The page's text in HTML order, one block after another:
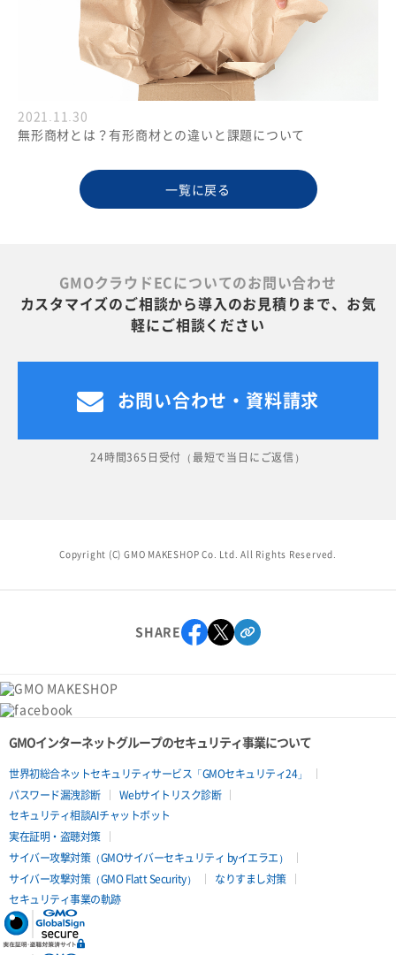
2021.11.30
無形商材とは？有形商材との違いと課題について
一覧に戻る
GMOクラウドECについてのお問い合わせ
カスタマイズのご相談から導入のお見積りまで、お気
軽にご相談ください
お問い合わせ・資料請求
24時間365日受付（最短で当日にご返信）
Copyright (C) GMO MAKESHOP Co. Ltd. All Rights Reserved.
SHARE
GMOインターネットグループのセキュリティ事業について
世界初総合ネットセキュリティサービス「GMOセキュリティ24」
パスワード漏洩診断
Webサイトリスク診断
セキュリティ相談AIチャットボット
実在証明・盗聴対策
サイバー攻撃対策（GMOサイバーセキュリティ byイエラエ）
サイバー攻撃対策（GMO Flatt Security）
なりすまし対策
セキュリティ事業の軌跡